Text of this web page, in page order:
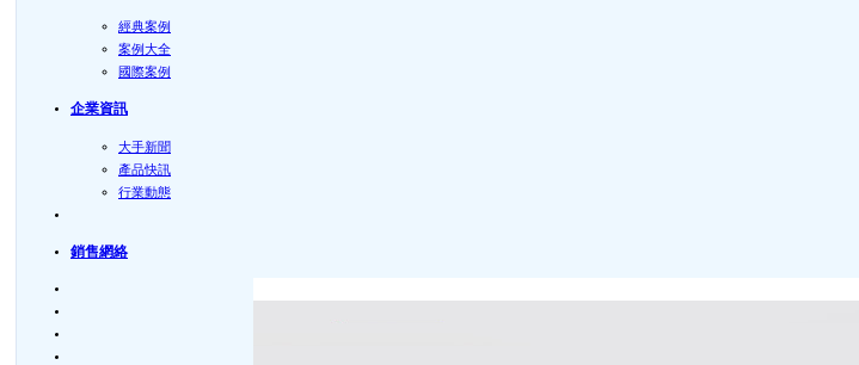
經典案例
案例大全
國際案例
企業資訊
大手新聞
產品快訊
行業動態
銷售網絡